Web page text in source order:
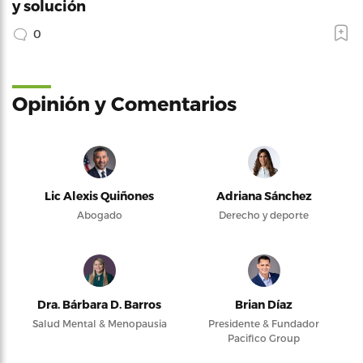
y solución
0
Opinión y Comentarios
Lic Alexis Quiñones
Abogado
Adriana Sánchez
Derecho y deporte
Dra. Bárbara D. Barros
Salud Mental & Menopausia
Brian Díaz
Presidente & Fundador
Pacifico Group